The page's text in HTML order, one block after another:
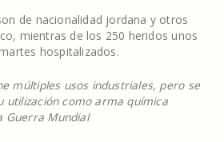
de nacionalidad jordana y otros
mientras de los 250 heridos unos
hospitalizados.
múltiples usos industriales, pero se
utilización como arma química
Guerra Mundial